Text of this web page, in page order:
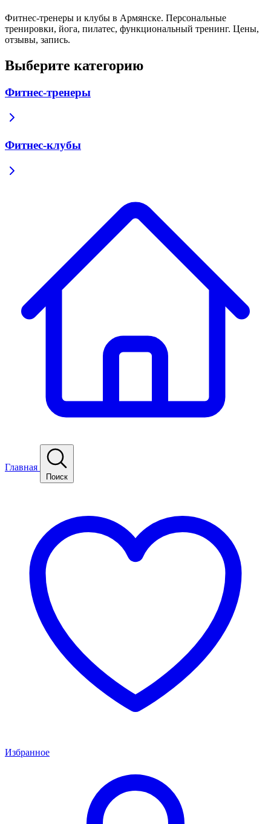
Фитнес-тренеры и клубы в Армянске. Персональные
тренировки, йога, пилатес, функциональный тренинг. Цены,
отзывы, запись.
Выберите категорию
Фитнес-тренеры
Фитнес-клубы
Главная
Поиск
Избранное